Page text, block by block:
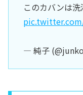
このカバンは
— 純子